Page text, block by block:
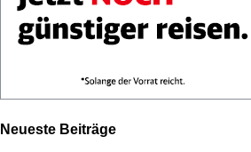
Neueste Beiträge